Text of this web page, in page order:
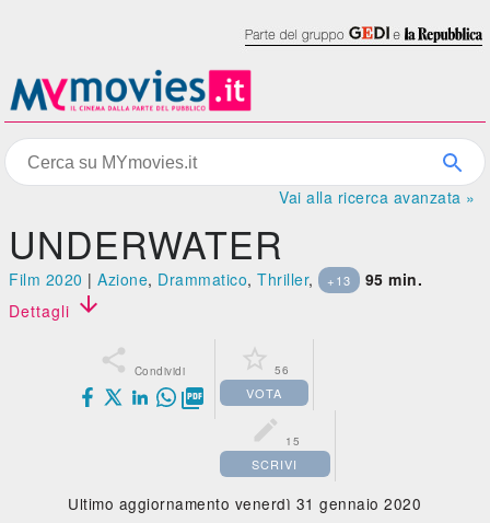
Vai alla ricerca avanzata »
UNDERWATER
Film 2020 |Azione, Drammatico,Thriller, +13
95 min.
Dettagli 
 Condividi

 56
VOTA
 15
SCRIVI
Ultimo aggiornamento venerdì 31 gennaio 2020